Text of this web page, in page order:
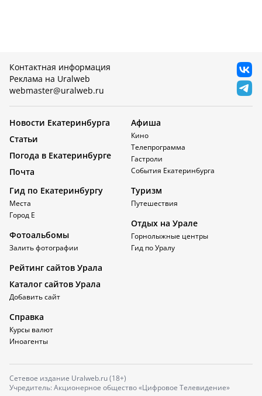
Контактная информация
Реклама на Uralweb
webmaster@uralweb.ru
Новости Екатеринбурга
Статьи
Погода в Екатеринбурге
Почта
Афиша
Кино
Телепрограмма
Гастроли
События Екатеринбурга
Гид по Екатеринбургу
Места
Город Е
Фотоальбомы
Залить фотографии
Туризм
Путешествия
Отдых на Урале
Горнолыжные центры
Гид по Уралу
Рейтинг сайтов Урала
Каталог сайтов Урала
Добавить сайт
Справка
Курсы валют
Иноагенты
Сетевое издание Uralweb.ru (18+)
Учредитель: Акционерное общество «Цифровое Телевидение»